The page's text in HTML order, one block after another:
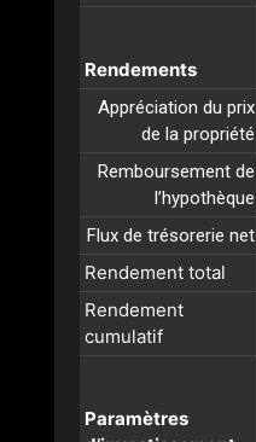
Rendements
Appréciation du prix
de la propriété
Remboursement de
l’hypothèque
Flux de trésorerie net
Rendement total
Rendement
cumulatif
Paramètres